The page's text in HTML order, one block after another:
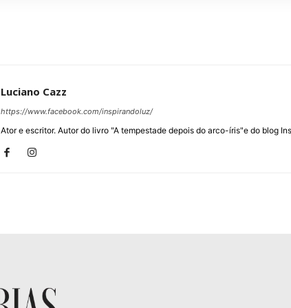
Luciano Cazz
https://www.facebook.com/inspirandoluz/
Ator e escritor. Autor do livro "A tempestade depois do arco-íris"e do blog